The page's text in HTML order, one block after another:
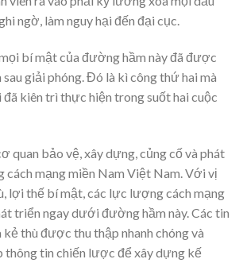
ngờ, làm nguy hại đến đại cục.
bí mật của đường hầm này đã được
giải phóng. Đó là kì công thứ hai mà
đã kiên trì thực hiện trong suốt hai cuộc
quan bảo vệ, xây dựng, củng cố và phát
mạng miền Nam Việt Nam. Với vị
lợi thế bí mật, các lực lượng cách mạng
triển ngay dưới đường hầm này. Các tin
thù được thu thập nhanh chóng và
thông tin chiến lược để xây dựng kế